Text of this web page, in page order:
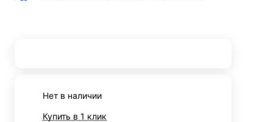
Нет в наличии
Купить в 1 клик